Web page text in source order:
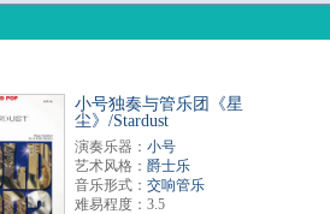
小号独奏与管乐团《星
尘》/Stardust
演奏乐器： 小号
艺术风格： 爵士乐
音乐形式： 交响管乐
难易程度：3.5